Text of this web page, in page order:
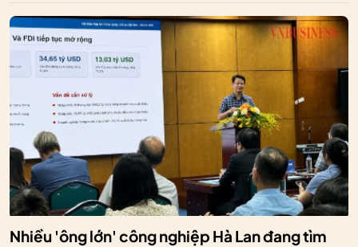
Nhiều 'ông lớn' công nghiệp Hà Lan đang tìm